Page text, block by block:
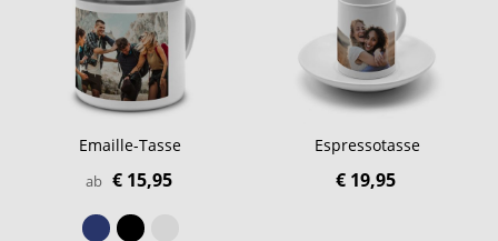
Emaille-Tasse
ab € 15,95
Espressotasse
€ 19,95